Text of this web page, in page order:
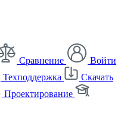
Сравнение
Войти
Техподдержка
Скачать
Проектирование